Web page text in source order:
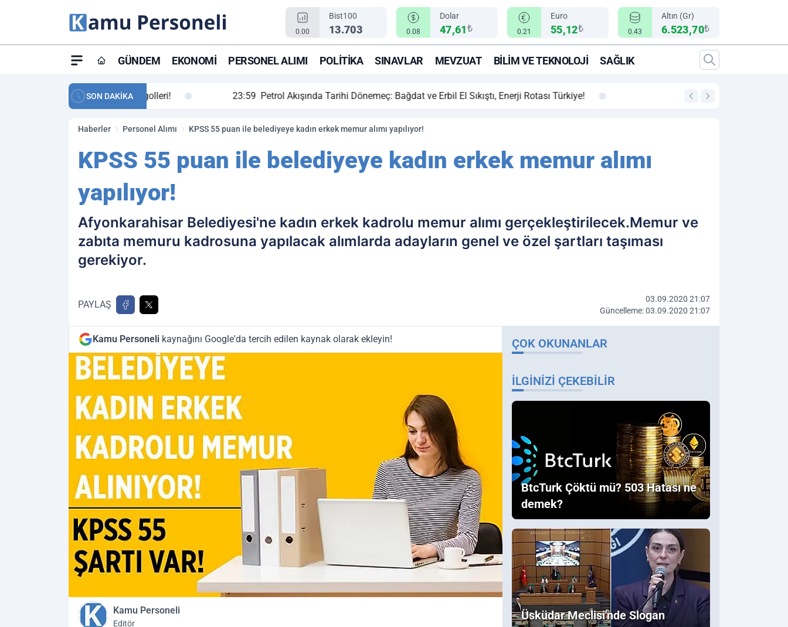
0.00
Bist100
13.703 0.08
Dolar
47,61₺ 0.21
Euro
55,12₺ 0.43
Altın (Gr)
6.523,70₺
GÜNDEM EKONOMI PERSONEL ALIMI POLITIKA SINAVLAR MEVZUAT BILIM VE TEKNOLOJI SAĞLIK
SON DAKİKA
maç özeti ve golleri! 23:59 Petrol Akışında Tarihi Dönemeç: Bağdat ve Erbil El Sıkıştı, Enerji Rotası Türkiye! 00:12
Haberler Personel Alımı KPSS 55 puan ile belediyeye kadın erkek memur alımı yapılıyor!
KPSS 55 puan ile belediyeye kadın erkek memur alımı
yapılıyor!
Afyonkarahisar Belediyesi'ne kadın erkek kadrolu memur alımı gerçekleştirilecek.Memur ve
zabıta memuru kadrosuna yapılacak alımlarda adayların genel ve özel şartları taşıması
gerekiyor.
PAYLAŞ
03.09.2020 21:07
Güncelleme: 03.09.2020 21:07
Kamu Personeli kaynağını Google'da tercih edilen kaynak olarak ekleyin!
Kamu Personeli
Editör
ÇOK OKUNANLAR
İLGINIZI ÇEKEBILIR
BtcTurk Çöktü mü? 503 Hatası ne
demek?
Üsküdar Meclisi'nde Slogan